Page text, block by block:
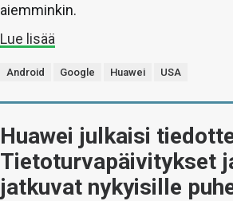
aiemminkin.
Lue lisää
Android Google Huawei USA
Huawei julkaisi
Tietoturvapäivitykset
jatkuvat nykyisille